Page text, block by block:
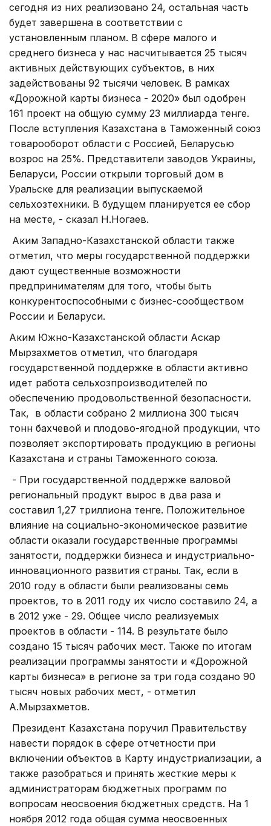
сегодня из них реализовано 24, остальная часть
будет завершена в соответствии с
установленным планом. В сфере малого и
среднего бизнеса у нас насчитывается 25 тысяч
активных действующих субъектов, в них
задействованы 92 тысячи человек. В рамках
«Дорожной карты бизнеса - 2020» был одобрен
161 проект на общую сумму 23 миллиарда тенге.
После вступления Казахстана в Таможенный союз
товарооборот области с Россией, Беларусью
возрос на 25%. Представители заводов Украины,
Беларуси, России открыли торговый дом в
Уральске для реализации выпускаемой
сельхозтехники. В будущем планируется ее сбор
на месте, - сказал Н.Ногаев.
Аким Западно-Казахстанской области также
отметил, что меры государственной поддержки
дают существенные возможности
предпринимателям для того, чтобы быть
конкурентоспособными с бизнес-сообществом
России и Беларуси.
Аким Южно-Казахстанской области Аскар
Мырзахметов отметил, что благодаря
государственной поддержке в области активно
идет работа сельхозпроизводителей по
обеспечению продовольственной безопасности.
Так, в области собрано 2 миллиона 300 тысяч
тонн бахчевой и плодово-ягодной продукции, что
позволяет экспортировать продукцию в регионы
Казахстана и страны Таможенного союза.
- При государственной поддержке валовой
региональный продукт вырос в два раза и
составил 1,27 триллиона тенге. Положительное
влияние на социально-экономическое развитие
области оказали государственные программы
занятости, поддержки бизнеса и индустриально-
инновационного развития страны. Так, если в
2010 году в области были реализованы семь
проектов, то в 2011 году их число составило 24, а
в 2012 уже - 29. Общее число реализуемых
проектов в области - 114. В результате было
создано 15 тысяч рабочих мест. Также по итогам
реализации программы занятости и «Дорожной
карты бизнеса» в регионе за три года создано 90
тысяч новых рабочих мест, - отметил
А.Мырзахметов.
Президент Казахстана поручил Правительству
навести порядок в сфере отчетности при
включении объектов в Карту индустриализации, а
также разобраться и принять жесткие меры к
администраторам бюджетных программ по
вопросам неосвоения бюджетных средств. На 1
ноября 2012 года общая сумма неосвоенных